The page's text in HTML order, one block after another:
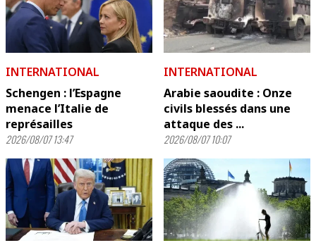
INTERNATIONAL
Schengen : l’Espagne
menace l’Italie de
représailles
2026/08/07 13:47
INTERNATIONAL
Arabie saoudite : Onze
civils blessés dans une
attaque des ...
2026/08/07 10:07